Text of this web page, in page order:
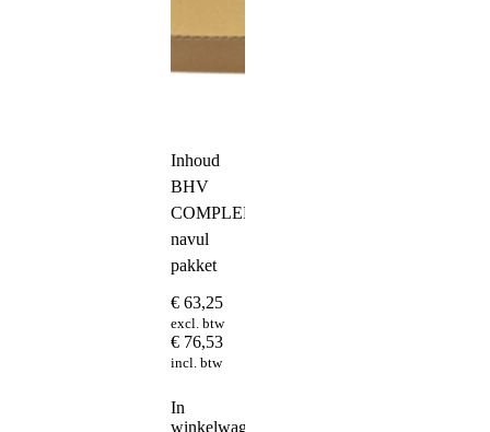
Inhoud
BHV
COMPLEET
navul
pakket
€ 63,25
excl. btw
€ 76,53
incl. btw
In
winkelwagen